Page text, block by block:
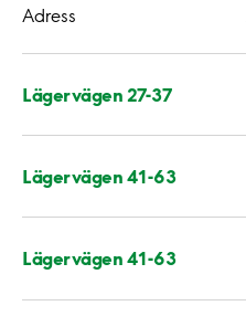
Adress
Lägervägen 27-37
Lägervägen 41-63
Lägervägen 41-63